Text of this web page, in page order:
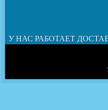
У НАС РАБОТАЕТ